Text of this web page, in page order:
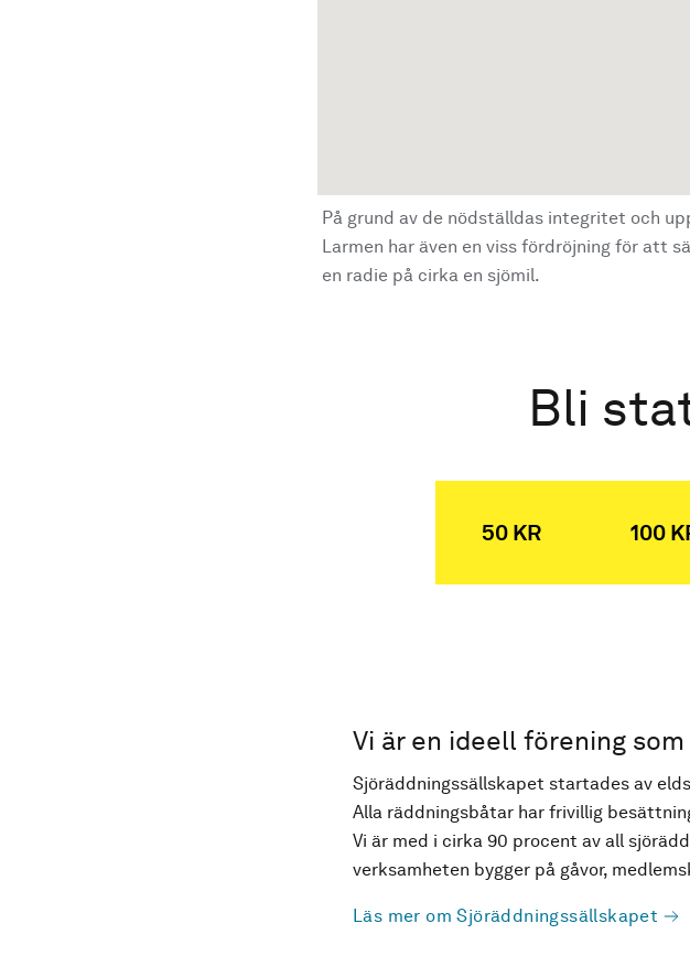
På grund av de nödställdas integritet och
Larmen har även en viss fördröjning för att
en radie på cirka en sjömil.
Bli
50 KR 100
Vi är en ideell förening
Sjöräddningssällskapet startades av
Alla räddningsbåtar har frivillig
Vi är med i cirka 90 procent av all
verksamheten bygger på gåvor,
Läs mer om Sjöräddningssällskapet